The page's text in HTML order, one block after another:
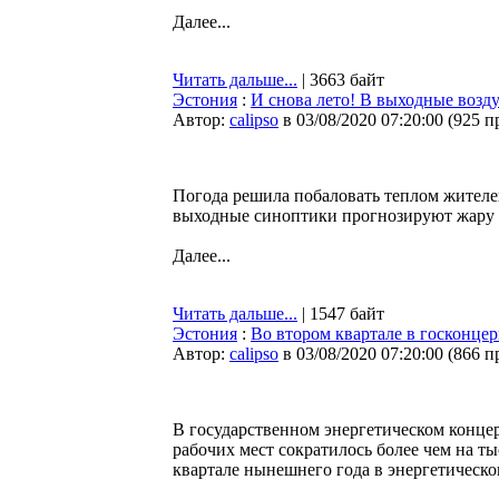
Далее...
Читать дальше... | 3663 байт
Эстония : И снова лето! В выходные
Автор: calipso в 03/08/2020 07:20:00 (925
Погода решила побаловать теплом
выходные синоптики прогнозируют жару
Далее...
Читать дальше... | 1547 байт
Эстония : Во втором квартале в
Автор: calipso в 03/08/2020 07:20:00 (866
В государственном энергетическом
рабочих мест сократилось более чем на
квартале нынешнего года в